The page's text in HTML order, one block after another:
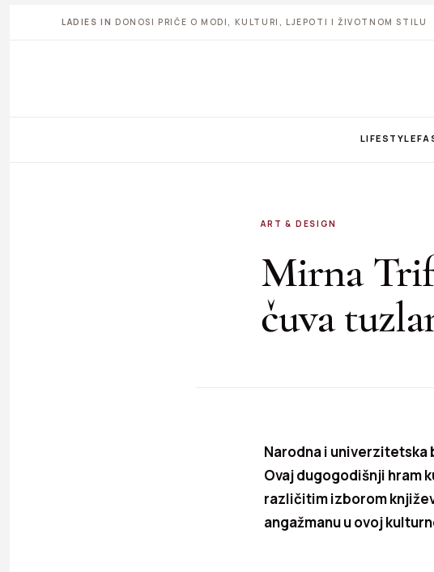
LADIES IN DONOSI PRIČE O MODI, KULTURI, LJEPOTI I ŽIVOTNOM STILU
LIFESTYLE
ART & DESIGN
Mirna
čuva
Narodna i univerzitetska
Ovaj dugogodišnji hram
različitim izborom
angažmanu u ovoj